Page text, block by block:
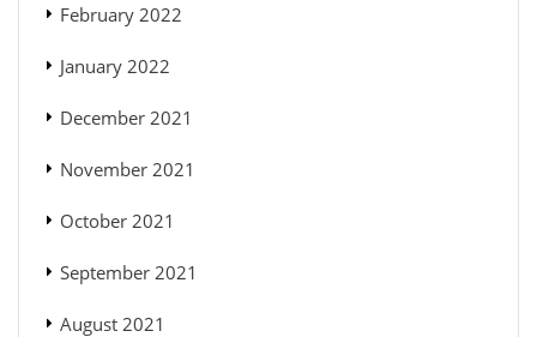
February 2022
January 2022
December 2021
November 2021
October 2021
September 2021
August 2021